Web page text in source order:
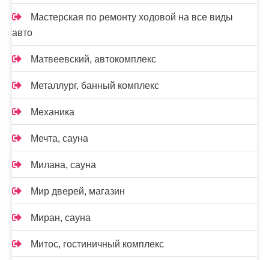
Мастерская по ремонту ходовой на все виды
авто
Матвеевский, автокомплекс
Металлург, банный комплекс
Механика
Мечта, сауна
Милана, сауна
Мир дверей, магазин
Миран, сауна
Митос, гостиничный комплекс